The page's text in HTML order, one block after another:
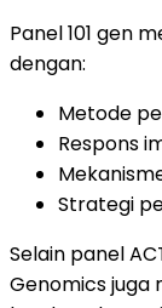
Panel 101 gen
dengan:
Metode
Respons
Strategi
Selain panel
Genomics juga